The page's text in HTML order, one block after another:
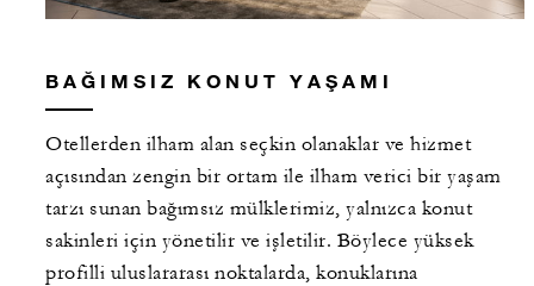
BAĞIMSIZ KONUT YAŞAMI
Otellerden ilham alan seçkin olanaklar ve hizmet
açısından zengin bir ortam ile ilham verici bir yaşam
tarzı sunan bağımsız mülklerimiz, yalnızca konut
sakinleri için yönetilir ve işletilir. Böylece yüksek
profilli uluslararası noktalarda, konuklarına